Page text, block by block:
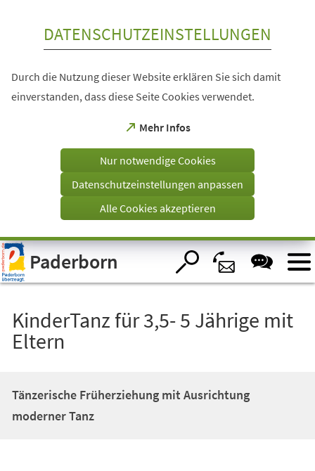
Visuelle
Assistenzsoftware
öffnen.
DATENSCHUTZEINSTELLUNGEN
Durch die Nutzung dieser Website erklären Sie sich damit
einverstanden, dass diese Seite Cookies verwendet.
Mehr Infos
(Öffnet
einem
Tab)
Nur notwendige Cookies
Datenschutzeinstellungen anpassen
Alle Cookies akzeptieren
Paderborn
KinderTanz für 3,5- 5 Jährige mit
Eltern
Tänzerische Früherziehung mit Ausrichtung
moderner Tanz